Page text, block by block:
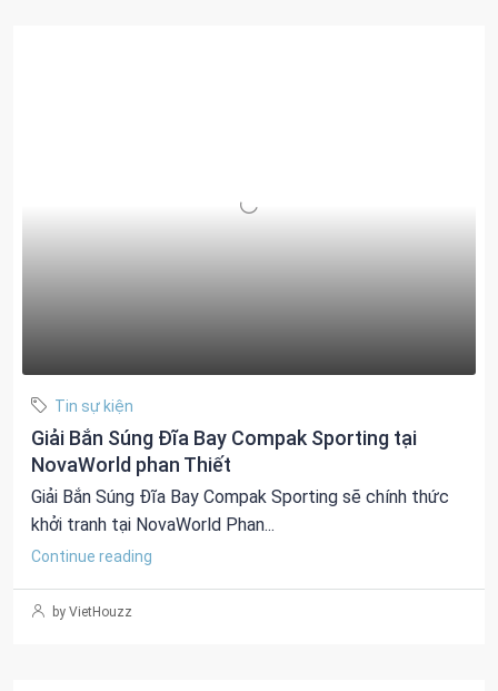
Tin sự kiện
Giải Bắn Súng Đĩa Bay Compak Sporting tại
NovaWorld phan Thiết
Giải Bắn Súng Đĩa Bay Compak Sporting sẽ chính thức
khởi tranh tại NovaWorld Phan...
Continue reading
by VietHouzz